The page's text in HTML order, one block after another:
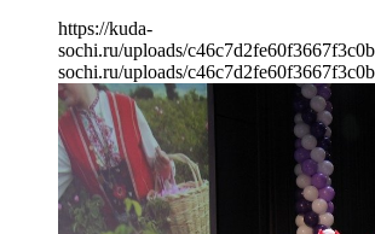
https://kuda-
sochi.ru/uploads/
sochi.ru/uploads/